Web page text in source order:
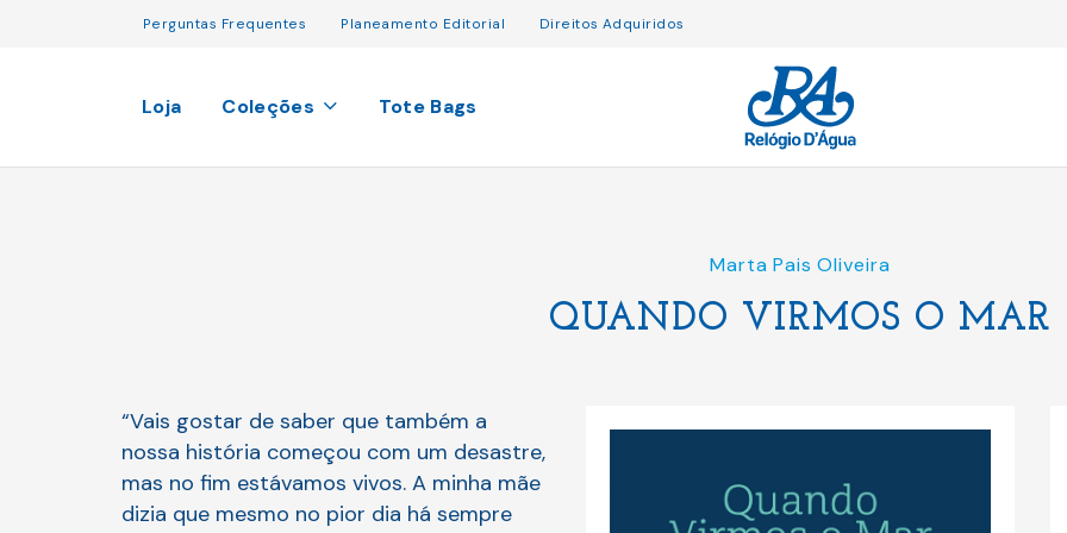
Perguntas Frequentes Planeamento Editorial Direitos Adquiridos
Loja Coleções Tote Bags
Marta Pais Oliveira
QUANDO VIRMOS O MAR
“Vais gostar de saber que também a
nossa história começou com um desastre,
mas no fim estávamos vivos. A minha mãe
dizia que mesmo no pior dia há sempre